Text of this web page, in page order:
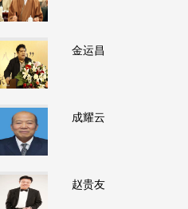
金运昌
成耀云
赵贵友